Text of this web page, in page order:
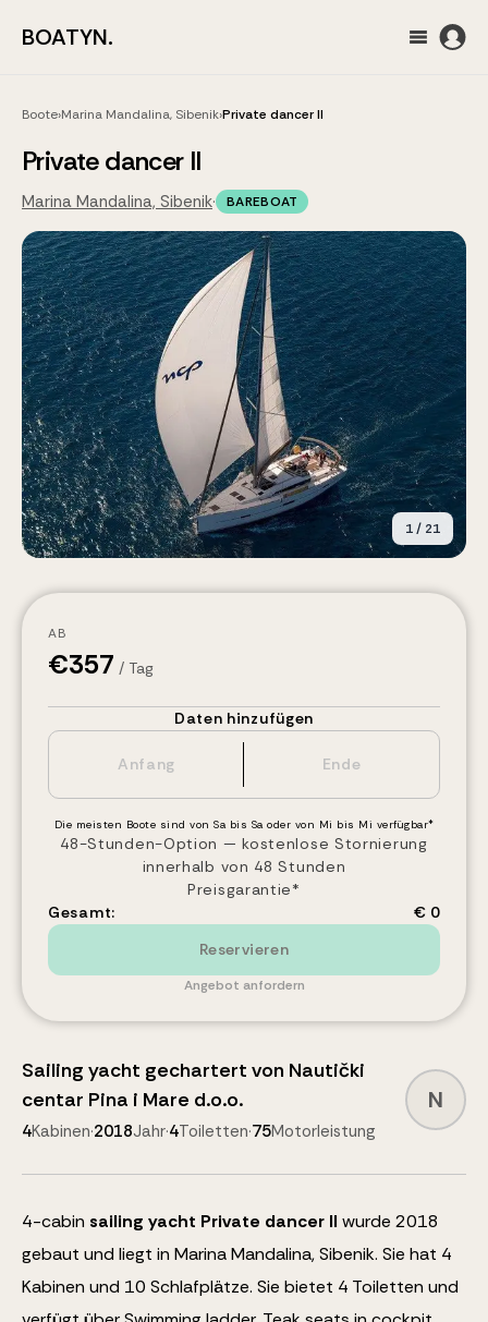
BOATYN.
Boote›Marina Mandalina, Sibenik›Private dancer II
Private dancer II
Marina Mandalina, Sibenik· BAREBOAT
1/ 21
AB
€357 / Tag
Daten hinzufügen
Die meisten Boote sind von Sa bis Sa oder von Mi bis Mi verfügbar*
48-Stunden-Option — kostenlose Stornierung
innerhalb von 48 Stunden
Preisgarantie*
Gesamt:
€ 0
Reservieren
Angebot anfordern
Sailing yacht gechartert von Nautički
centar Pina i Mare d.o.o.
4Kabinen·2018Jahr·4Toiletten·75Motorleistung
N
4-cabin sailing yacht Private dancer II wurde 2018
gebaut und liegt in Marina Mandalina, Sibenik. Sie hat 4
Kabinen und 10 Schlafplätze. Sie bietet 4 Toiletten und